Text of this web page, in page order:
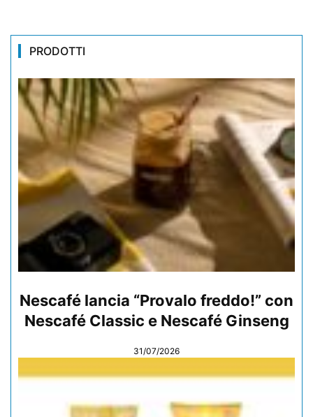
PRODOTTI
Nescafé lancia “Provalo freddo!” con
Nescafé Classic e Nescafé Ginseng
31/07/2026